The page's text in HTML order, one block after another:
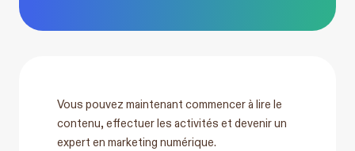
Vous pouvez maintenant commencer à lire le
contenu, effectuer les activités et devenir un
expert en marketing numérique.